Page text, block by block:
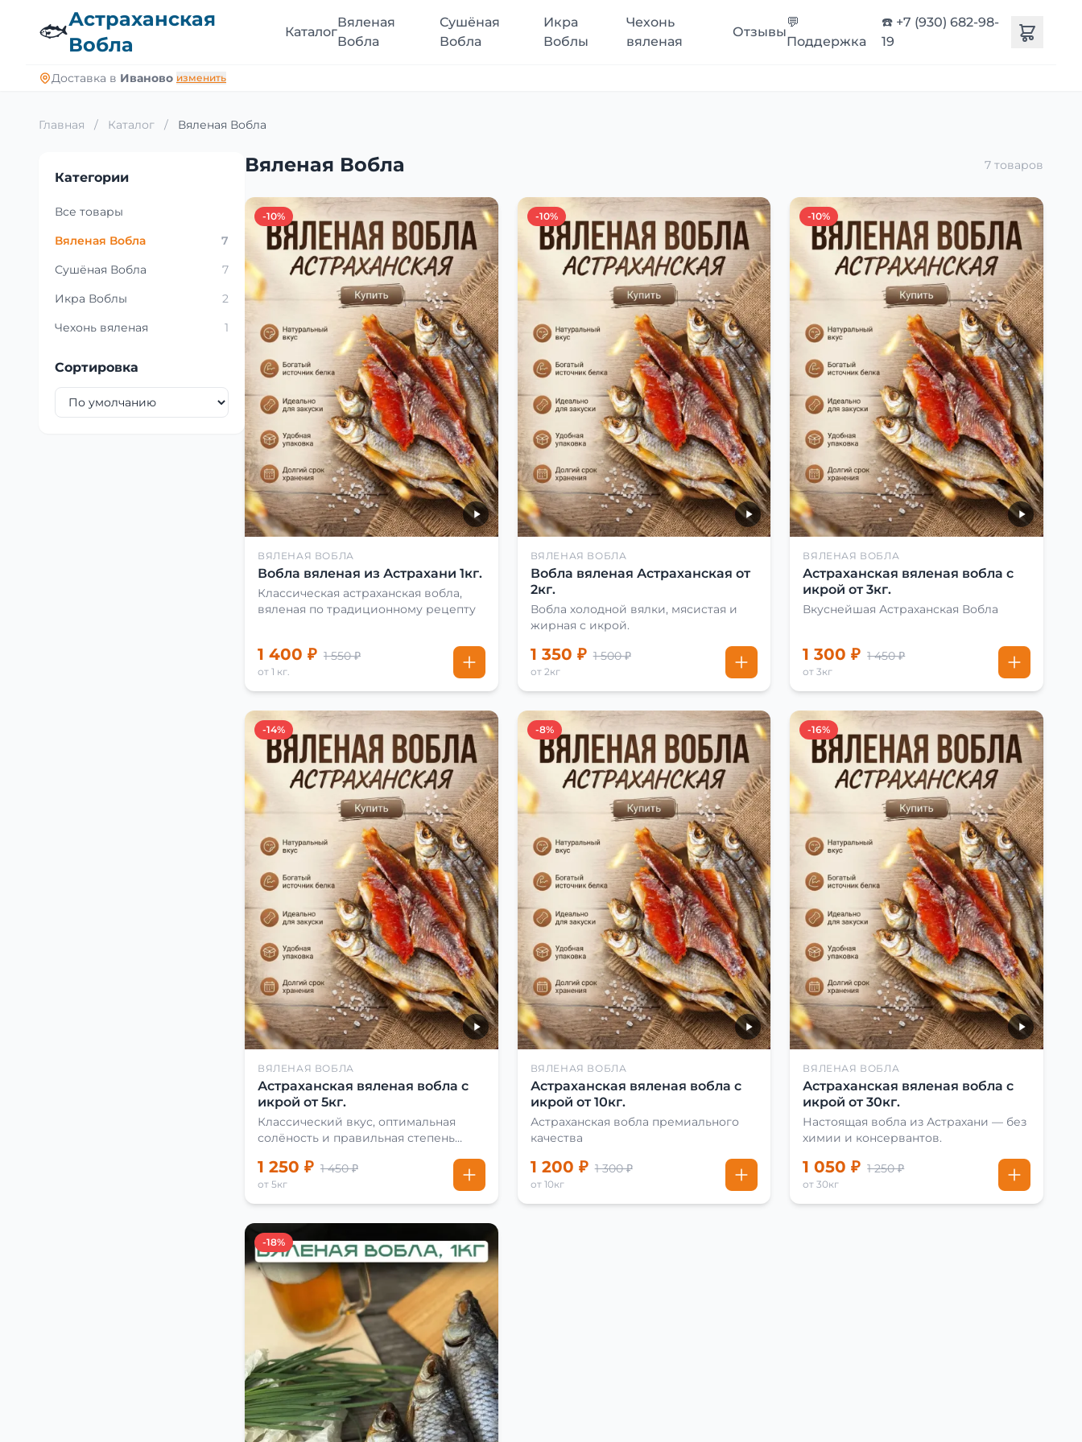
🐟Астраханская
Вобла
Каталог
Вяленая
Вобла
Сушёная
Вобла
Икра
Воблы
Чехонь
вяленая
Отзывы
💬
Поддержка
☎️ +7 (930) 682-98-
19
Доставка в Иваново изменить
Главная / Каталог / Вяленая Вобла
Категории
Все товары
Вяленая Вобла
7
Сушёная Вобла
7
Икра Воблы
2
Чехонь вяленая
1
Сортировка
Вяленая Вобла 7 товаров
-10%
ВЯЛЕНАЯ ВОБЛА
Вобла вяленая из Астрахани 1кг.
Классическая астраханская вобла,
вяленая по традиционному рецепту
1 400 ₽ 1 550 ₽
от 1 кг.
-10%
ВЯЛЕНАЯ ВОБЛА
Вобла вяленая Астраханская от
2кг.
Вобла холодной вялки, мясистая и
жирная с икрой.
1 350 ₽ 1 500 ₽
от 2кг
-10%
ВЯЛЕНАЯ ВОБЛА
Астраханская вяленая вобла с
икрой от 3кг.
Вкуснейшая Астраханская Вобла
1 300 ₽ 1 450 ₽
от 3кг
-14%
ВЯЛЕНАЯ ВОБЛА
Астраханская вяленая вобла с
икрой от 5кг.
Классический вкус, оптимальная
солёность и правильная степень
1 250 ₽ 1 450 ₽
от 5кг
-8%
ВЯЛЕНАЯ ВОБЛА
Астраханская вяленая вобла с
икрой от 10кг.
Астраханская вобла премиального
качества
1 200 ₽ 1 300 ₽
от 10кг
-16%
ВЯЛЕНАЯ ВОБЛА
Астраханская вяленая вобла с
икрой от 30кг.
Настоящая вобла из Астрахани — без
химии и консервантов.
1 050 ₽ 1 250 ₽
от 30кг
-18%